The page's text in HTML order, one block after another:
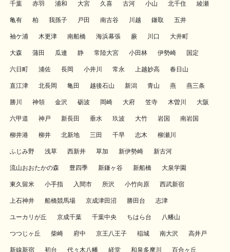
千葉 赤羽 浦和 大宮 久喜 古河 小山 北千住 綾瀬
亀有 柏 我孫子 戸田 南古谷 川越 鎌取 五井
袖ケ浦 木更津 南船橋 海浜幕張 蕨 川口 大井町
大森 蒲田 瓜連 静 常陸大宮 小田林 伊勢崎 国定
六日町 浦佐 長岡 小井川 常永 上越妙高 春日山
直江津 北長岡 亀田 越後石山 新潟 青山 燕 燕三条
勝川 神領 金沢 砺波 岡崎 大府 笠寺 木曽川 大阪
六甲道 神戸 新長田 垂水 玖波 大竹 岩国 南岩国
柳井港 柳井 北新地 三田 千早 志木 柳瀬川
ふじみ野 浅草 西新井 草加 新伊勢崎 新古河
流山おおたかの森 豊四季 新鎌ヶ谷 新船橋 大泉学園
東久留米 小手指 入間市 所沢 小竹向原 西武新宿
上石神井 船橋競馬場 京成津田沼 勝田台 志津
ユーカリが丘 京成千葉 千葉中央 ちはら台 八幡山
つつじヶ丘 柴崎 府中 京王八王子 稲城 南大沢 高井戸
新線新宿 初台 代々木八幡 経堂 和泉多摩川 百合ヶ丘